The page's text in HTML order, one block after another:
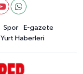
Spor
E-gazete
Yurt Haberleri